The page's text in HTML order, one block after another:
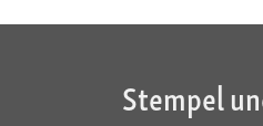
Stempel